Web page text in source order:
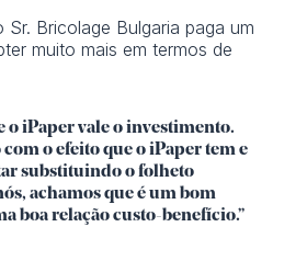
Sr. Bricolage Bulgaria paga um
muito mais em termos de
o iPaper vale o investimento.
o efeito que o iPaper tem e
substituindo o folheto
achamos que é um bom
boa relação custo-benefício.”